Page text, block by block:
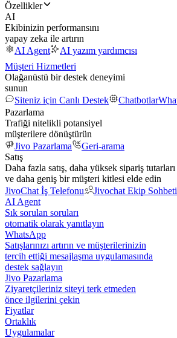
Özellikler
AI
Ekibinizin performansını
yapay zeka ile artırın
AI Agent
AI yazım yardımcısı
Müşteri Hizmetleri
Olağanüstü bir destek deneyimi
sunun
Siteniz için Canlı Destek
Chatbotlar
Pazarlama
Trafiği nitelikli potansiyel
müşterilere dönüştürün
Jivo Pazarlama
Geri-arama
Satış
Daha fazla satış, daha yüksek sipariş tutarları
ve daha geniş bir müşteri kitlesi elde edin
JivoChat İş Telefonu
Jivochat Ekip Sohbeti
AI Agent
Sık sorulan soruları
otomatik olarak yanıtlayın
WhatsApp
Satışlarınızı artırın ve müşterilerinizin
tercih ettiği mesajlaşma uygulamasında
destek sağlayın
Jivo Pazarlama
Ziyaretçileriniz siteyi terk etmeden
önce ilgilerini çekin
Fiyatlar
Ortaklık
Uygulamalar